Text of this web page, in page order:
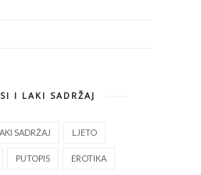
I LAKI SADRŽAJ
SADRŽAJ LJETO
PUTOPIS EROTIKA